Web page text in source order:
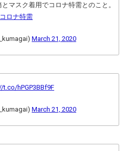
マスク着用でコロナ特需とのこと。
ロナ特需
March 21, 2020
t.co/hPGP3BBf9F
March 21, 2020